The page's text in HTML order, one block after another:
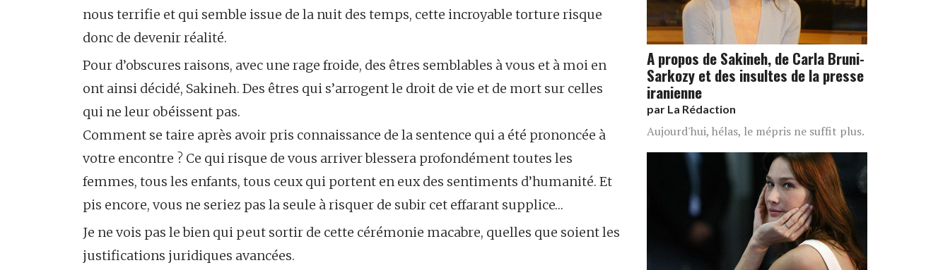
nous terrifie et qui semble issue de la nuit des temps, cette incroyable torture risque
donc de devenir réalité.
Pour d’obscures raisons, avec une rage froide, des êtres semblables à vous et à moi en
ont ainsi décidé, Sakineh. Des êtres qui s’arrogent le droit de vie et de mort sur celles
qui ne leur obéissent pas.
Comment se taire après avoir pris connaissance de la sentence qui a été prononcée à
votre encontre ? Ce qui risque de vous arriver blessera profondément toutes les
femmes, tous les enfants, tous ceux qui portent en eux des sentiments d’humanité. Et
pis encore, vous ne seriez pas la seule à risquer de subir cet effarant supplice…
Je ne vois pas le bien qui peut sortir de cette cérémonie macabre, quelles que soient les
justifications juridiques avancées.
A propos de Sakineh, de Carla Bruni-
Sarkozy et des insultes de la presse
iranienne
par La Rédaction
Aujourd'hui, hélas, le mépris ne suffit plus.